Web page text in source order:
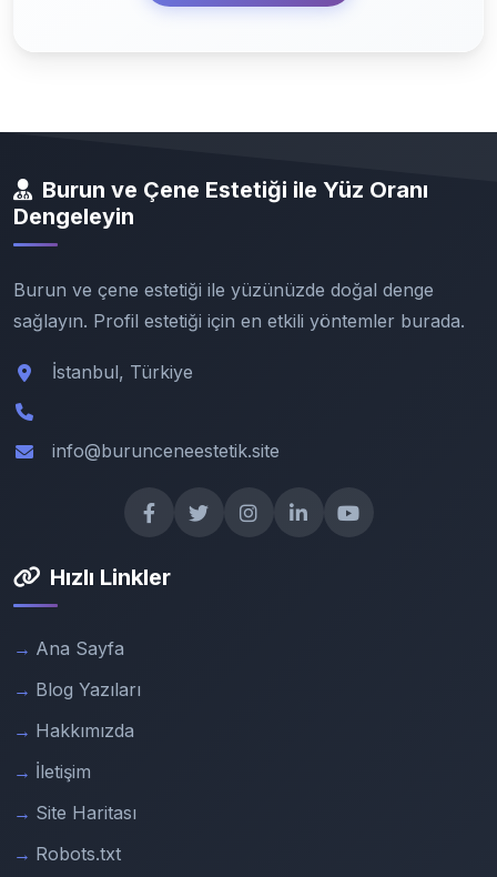
Burun ve Çene Estetiği ile Yüz Oranı
Dengeleyin
Burun ve çene estetiği ile yüzünüzde doğal denge
sağlayın. Profil estetiği için en etkili yöntemler burada.
İstanbul, Türkiye
info@burunceneestetik.site
Hızlı Linkler
Ana Sayfa
Blog Yazıları
Hakkımızda
İletişim
Site Haritası
Robots.txt